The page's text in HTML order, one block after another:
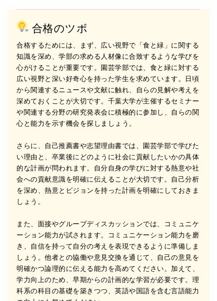
合格のツボ
合格するためには、まず、広い視野で「⾷と緑」に関する
知識を深め、学部の求める⼈材像に合致するような学びを
⼼がけることが重要です。園芸学部では、⾷と緑に対する
広い視野と深い好奇⼼を持った学⽣を求めています。⽇頃
から関連するニュースや⽂献に触れ、⾃らの⾒解や考えを
深めておくことが⼤切です。千葉⼤学が主催するセミナー
や関連する分野の研究発表会に積極的に参加し、⾃らの関
⼼と能⼒を⽰す機会を探しましょう。
さらに、⾃⼰推薦書や志望理由書では、園芸学部で学びた
い理由と、卒業後にどのように社会に貢献したいかの具体
的な計画が問われます。⾃分⾃⾝の学びに対する熱意や社
会への貢献意識を明確に伝えることが⼤切です。⾃⼰分析
を深め、熱意とビジョンを持った計画を明確にしておきま
しょう。
また、⾯接やグループディスカッションでは、コミュニケ
ーション能⼒が試されます。コミュニケーション能⼒を磨
き、⾃信を持って⾃分の考えを表現できるように準備しま
しょう。他者との協働や意⾒交換を通じて、⾃⼰の意⾒を
明確かつ論理的に伝える能⼒を⾼めてください。加えて、
学⼒向上のため、早期からの計画的な学習が必要です。理
科系の科⽬の基礎を築きつつ、英語や国語を含む⾔語能⼒